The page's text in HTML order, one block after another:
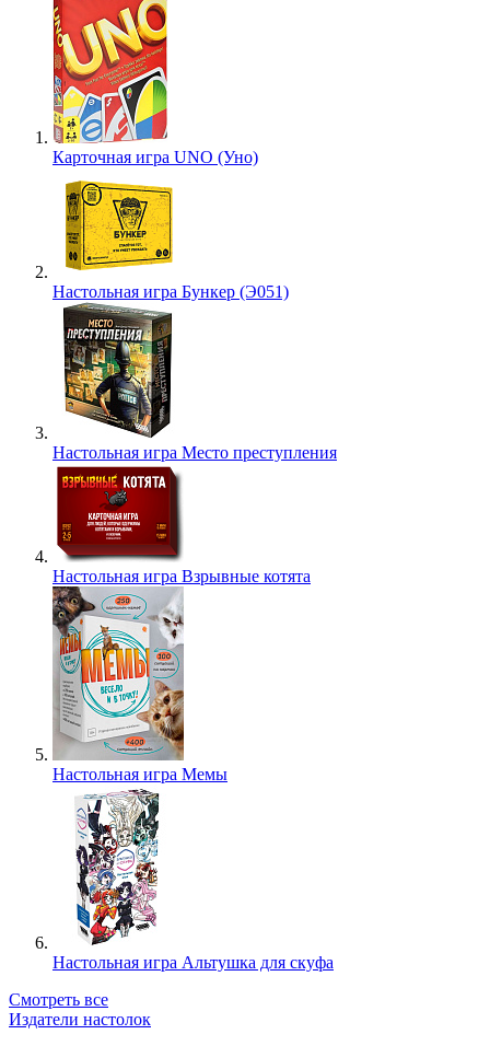
Карточная игра UNO (Уно)
Настольная игра Бункер (Э051)
Настольная игра Место преступления
Настольная игра Взрывные котята
Настольная игра Мемы
Настольная игра Альтушка для скуфа
Смотреть все
Издатели настолок